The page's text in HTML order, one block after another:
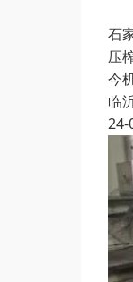
石
压
今
临
24-